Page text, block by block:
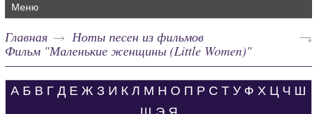
Меню
Главная
Ноты песен из фильмов
Фильм "Маленькие женщины (Little Women)"
А Б В Г Д Е Ж З И К Л М Н О П Р С Т У Ф Х Ц Ч Ш